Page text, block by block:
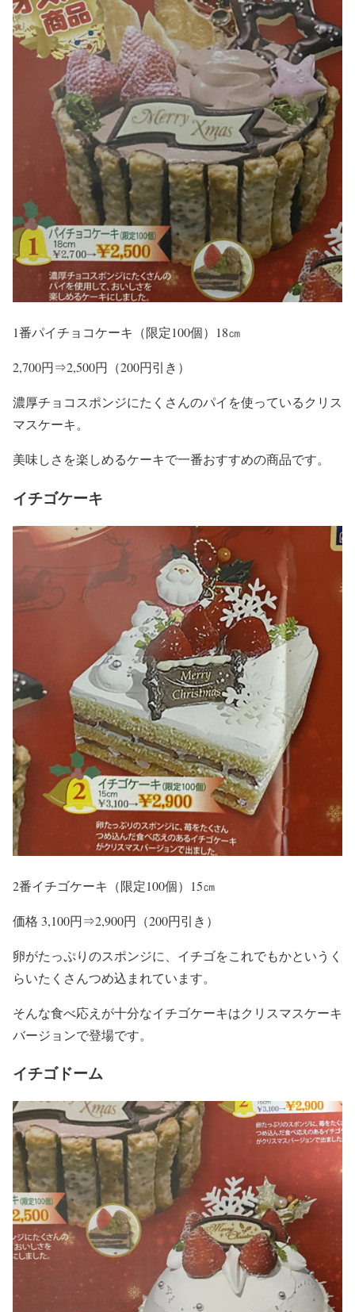
1番パイチョコケーキ（限定100個）18㎝
2,700円⇒2,500円（200円引き）
濃厚チョコスポンジにたくさんのパイを使っているクリス
マスケーキ。
美味しさを楽しめるケーキで一番おすすめの商品です。
イチゴケーキ
2番イチゴケーキ（限定100個）15㎝
価格 3,100円⇒2,900円（200円引き）
卵がたっぷりのスポンジに、イチゴをこれでもかというく
らいたくさんつめ込まれています。
そんな食べ応えが十分なイチゴケーキはクリスマスケーキ
バージョンで登場です。
イチゴドーム